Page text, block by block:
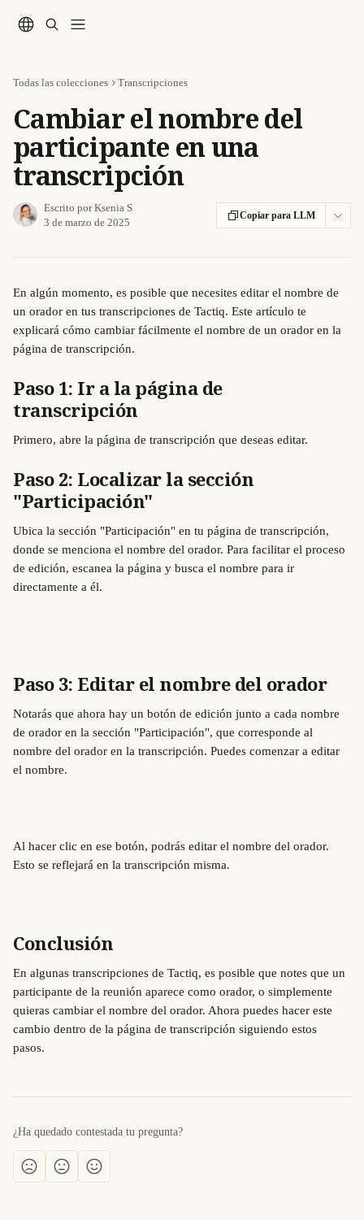
Todas las colecciones Transcripciones
Cambiar el nombre del
participante en una
transcripción
Escrito porKsenia S
3 de marzo de 2025
Copiar para LLM
En algún momento, es posible que necesites editar el nombre de
un orador en tus transcripciones de Tactiq. Este artículo te
explicará cómo cambiar fácilmente el nombre de un orador en la
página de transcripción.
Paso 1: Ir a la página de
transcripción
Primero, abre la página de transcripción que deseas editar.
Paso 2: Localizar la sección
"Participación"
Ubica la sección "Participación" en tu página de transcripción,
donde se menciona el nombre del orador. Para facilitar el proceso
de edición, escanea la página y busca el nombre para ir
directamente a él.
Paso 3: Editar el nombre del orador
Notarás que ahora hay un botón de edición junto a cada nombre
de orador en la sección "Participación", que corresponde al
nombre del orador en la transcripción. Puedes comenzar a editar
el nombre.
Al hacer clic en ese botón, podrás editar el nombre del orador.
Esto se reflejará en la transcripción misma.
Conclusión
En algunas transcripciones de Tactiq, es posible que notes que un
participante de la reunión aparece como orador, o simplemente
quieras cambiar el nombre del orador. Ahora puedes hacer este
cambio dentro de la página de transcripción siguiendo estos
pasos.
¿Ha quedado contestada tu pregunta?